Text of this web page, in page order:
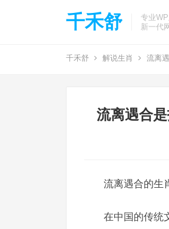
千禾舒
专业
新一代
千禾舒 解说生肖 流离
流离遇合
流离遇合的生
在中国的传统